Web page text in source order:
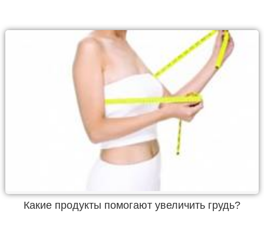
Какие продукты помогают увеличить грудь?